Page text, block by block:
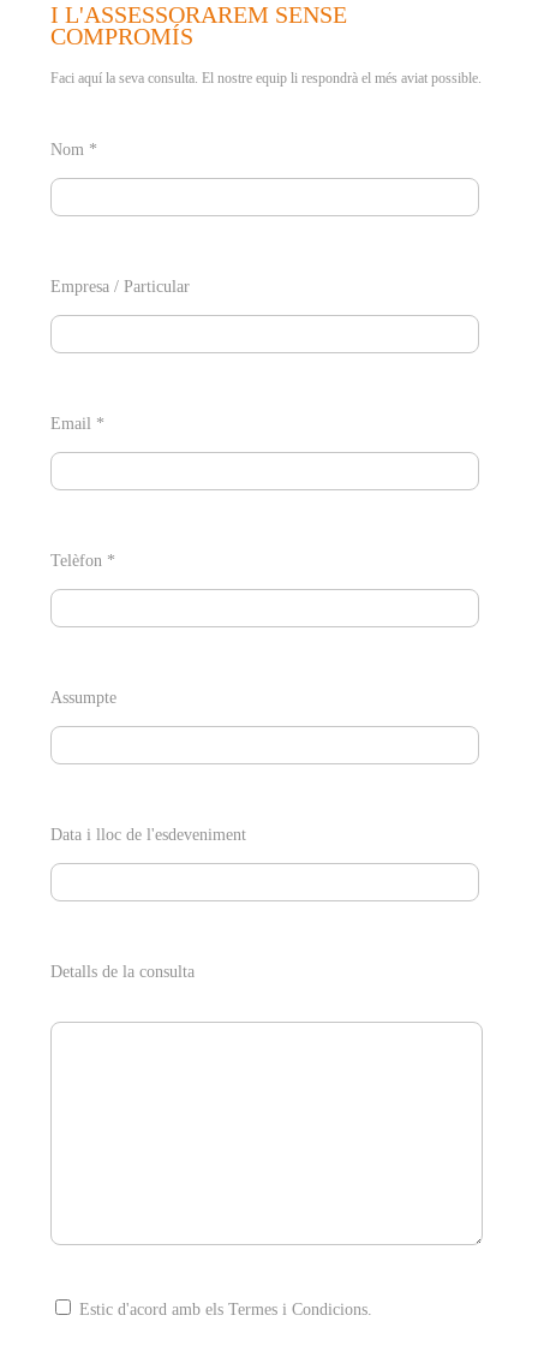
I L'ASSESSORAREM SENSE
COMPROMÍS
Faci aquí la seva consulta. El nostre equip li respondrà el més aviat possible.
Nom *
Empresa / Particular
Email *
Telèfon *
Assumpte
Data i lloc de l'esdeveniment
Detalls de la consulta
Estic d'acord amb els Termes i Condicions.